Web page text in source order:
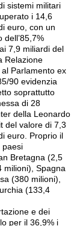
sistemi militari
i 14,6
euro, con un
dell’85,7%
7,9 miliardi del
Relazione
Parlamento ex
90 evidenzia
soprattutto
di 28
della Leonardo
del valore di 7,3
euro. Proprio il
paesi
Bretagna (2,5
milioni), Spagna
(380 milioni),
(133,4
e dei
per il 36,9% i